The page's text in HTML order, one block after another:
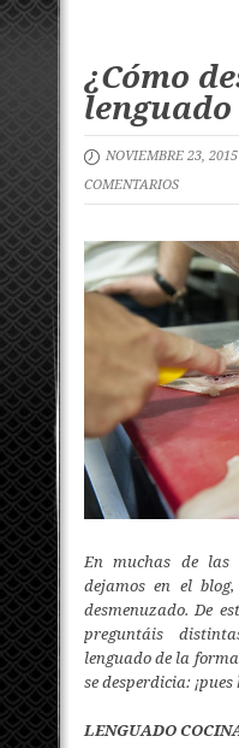
¿Cómo
NOVIEMBRE 23,
COMENTARIOS
En muchas de las
dejamos en el
desmenuzado. De
preguntáis
lenguado de la
se desperdicia:
LENGUADO